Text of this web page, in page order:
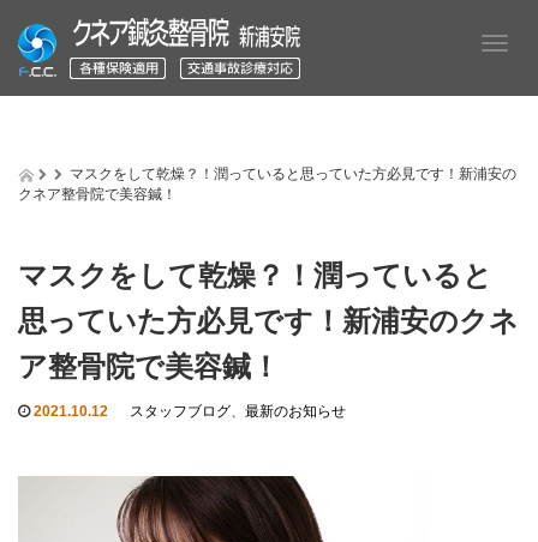
T
g
e
a
t
マスクをして乾燥？！潤っていると思っていた方必見です！新浦安の
クネア整骨院で美容鍼！
マスクをして乾燥？！潤っていると
思っていた方必見です！新浦安のクネ
ア整骨院で美容鍼！
2021.10.12 スタッフブログ、 最新のお知らせ